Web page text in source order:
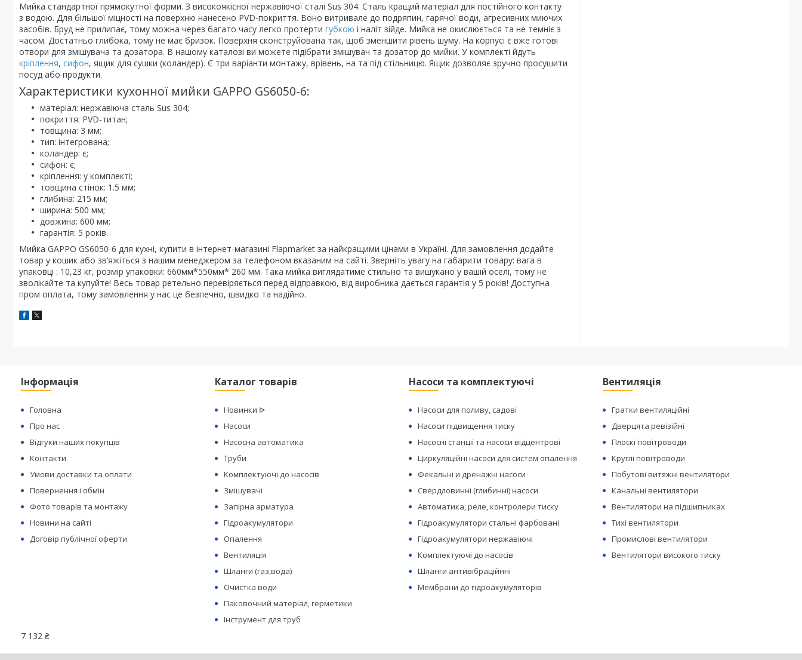
Мийка стандартної прямокутної форми. З високоякісної нержавіючої сталі Sus 304. Сталь кращий матеріал для постійного контакту
з водою. Для більшої міцності на поверхню нанесено PVD-покриття. Воно витривале до подряпин, гарячої води, агресивних миючих
засобів. Бруд не прилипає, тому можна через багато часу легко протерти губкою і наліт зійде. Мийка не окислюється та не темніє з
часом. Достатньо глибока, тому не має бризок. Поверхня сконструйована так, щоб зменшити рівень шуму. На корпусі є вже готові
отвори для змішувача та дозатора. В нашому каталозі ви можете підібрати змішувач та дозатор до мийки. У комплекті йдуть
кріплення, сифон, ящик для сушки (коландер). Є три варіанти монтажу, врівень, на та під стільницю. Ящик дозволяє зручно просушити
посуд або продукти.
Характеристики кухонної мийки GAPPO GS6050-6:
матеріал: нержавіюча сталь Sus 304;
покриття: PVD-титан;
товщина: 3 мм;
тип: інтегрована;
коландер: є;
сифон: є;
кріплення: у комплекті;
товщина стінок: 1.5 мм;
глибина: 215 мм;
ширина: 500 мм;
довжина: 600 мм;
гарантія: 5 років.
Мийка GAPPO GS6050-6 для кухні, купити в інтернет-магазині Flapmarket за найкращими цінами в Україні. Для замовлення додайте
товар у кошик або зв’яжіться з нашим менеджером за телефоном вказаним на сайті. Зверніть увагу на габарити товару: вага в
упаковці : 10,23 кг, розмір упаковки: 660мм*550мм* 260 мм. Така мийка виглядатиме стильно та вишукано у вашій оселі, тому не
зволікайте та купуйте! Весь товар ретельно перевіряється перед відправкою, від виробника дається гарантія у 5 років! Доступна
пром оплата, тому замовлення у нас це безпечно, швидко та надійно.
Інформація
Головна
Про нас
Відгуки наших покупців
Контакти
Умови доставки та оплати
Повернення і обмін
Фото товарів та монтажу
Новини на сайті
Договір публічної оферти
Каталог товарів
Новинки ᐉ
Насоси
Насосна автоматика
Труби
Комплектуючі до насосів
Змішувачі
Запірна арматура
Гідроакумулятори
Опалення
Вентиляція
Шланги (газ,вода)
Очистка води
Паковочний матеріал, герметики
Інструмент для труб
Насоси та комплектуючі
Насоси для поливу, садові
Насоси підвищення тиску
Насосні станції та насоси відцентрові
Циркуляційні насоси для систем опалення
Фекальні и дренажні насоси
Свердловинні (глибинні) насоси
Автоматика, реле, контролери тиску
Гідроакумулятори стальні фарбовані
Гідроакумулятори нержавіючі
Комплектуючі до насосів
Шланги антивібраційнні
Мембрани до гідроакумуляторів
Вентиляція
Гратки вентиляційні
Дверцята ревізійні
Плоскі повітроводи
Круглі повітроводи
Побутові витяжні вентилятори
Канальні вентилятори
Вентилятори на підшипниках
Тихі вентилятори
Промислові вентилятори
Вентилятори високого тиску
7 132 ₴